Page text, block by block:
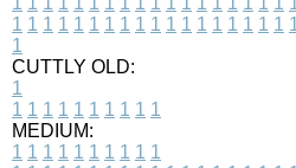
1 1 1 1 1 1 1 1 1 1 1 1 1 1 1 1 1 1
1
CUTTLY OLD:
1
1 1 1 1 1 1 1 1 1 1
MEDIUM:
1 1 1 1 1 1 1 1 1 1